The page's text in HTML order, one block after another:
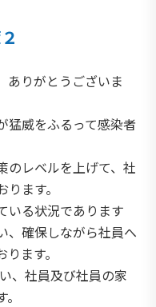
ありがとうございま
猛威をふるって感染者
のレベルを上げて、社
ます。
いる状況であります
、確保しながら社員へ
ます。
、社員及び社員の家